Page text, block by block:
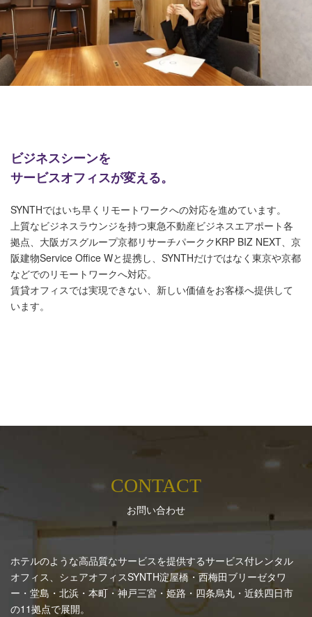
ビジネスシーンを
サービスオフィスが変える。
SYNTHではいち早くリモートワークへの対応を進めています。
上質なビジネスラウンジを持つ東急不動産ビジネスエアポート各
拠点、大阪ガスグループ京都リサーチパーククKRP BIZ NEXT、京
阪建物Service Office Wと提携し、SYNTHだけではなく東京や京都
などでのリモートワークへ対応。
賃貸オフィスでは実現できない、新しい価値をお客様へ提供して
います。
CONTACT
お問い合わせ
ホテルのような高品質なサービスを提供するサービス付レンタル
オフィス、シェアオフィスSYNTH淀屋橋・西梅田ブリーゼタワ
ー・堂島・北浜・本町・神戸三宮・姫路・四条烏丸・近鉄四日市
の11拠点で展開。